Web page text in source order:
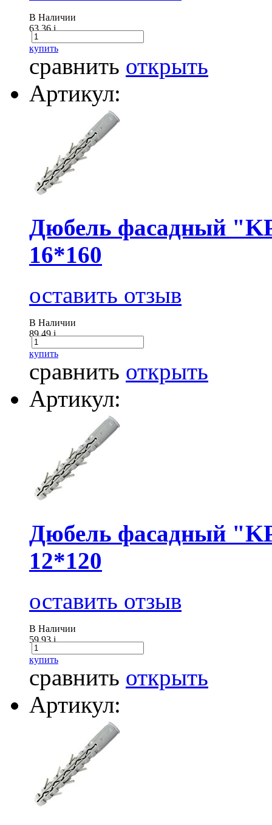
В Наличии
63.36i
купить
сравнить открыть
Артикул:
Дюбель фасадный
16*160
оставить отзыв
В Наличии
89.49i
купить
сравнить открыть
Артикул:
Дюбель фасадный
12*120
оставить отзыв
В Наличии
59.93i
купить
сравнить открыть
Артикул: